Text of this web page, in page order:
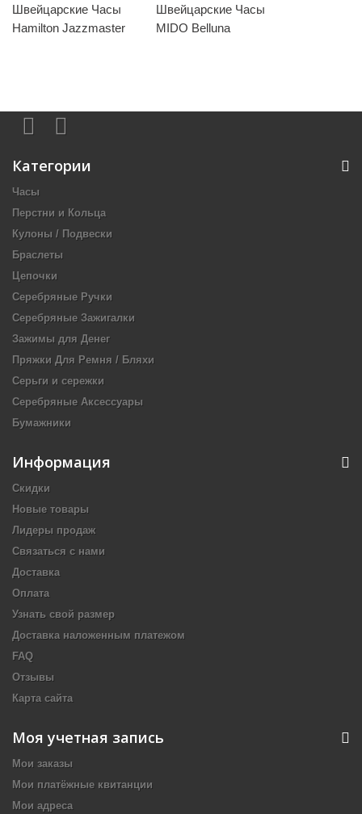
Швейцарские Часы
Hamilton Jazzmaster
Швейцарские Часы
MIDO Belluna
Категории
Часы
Перстни и Кольца
Кулоны / Подвески
Браслеты
Цепочки
Серебряные Ручки
Серебряные Зажигалки
Зажимы для Денег
Пряжки Для Ремня / Бляхи
Серьги и сережки
Серебряные Аксессуары
Бумажники
Информация
Скидки
Новые товары
Лидеры продаж
Связаться с нами
Доставка
Оплата
Узнать свой размер
Доставка наложенным платежом
FAQ
Отзывы
Карта сайта
Моя учетная запись
Мои заказы
Мои платёжные квитанции
Мои адреса